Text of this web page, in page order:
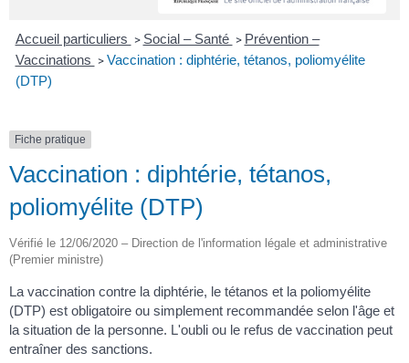
Accueil particuliers > Social – Santé > Prévention –
Vaccinations > Vaccination : diphtérie, tétanos, poliomyélite
(DTP)
Fiche pratique
Vaccination : diphtérie, tétanos,
poliomyélite (DTP)
Vérifié le 12/06/2020 – Direction de l'information légale et administrative
(Premier ministre)
La vaccination contre la diphtérie, le tétanos et la poliomyélite
(DTP) est obligatoire ou simplement recommandée selon l'âge et
la situation de la personne. L'oubli ou le refus de vaccination peut
entraîner des sanctions.